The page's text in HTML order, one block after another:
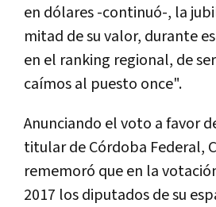
en dólares -continuó-, la
mitad de su valor, durante
en el ranking regional, de
caímos al puesto once".
Anunciando el voto a favor
titular de Córdoba Federal,
rememoró que en la
2017 los diputados de su